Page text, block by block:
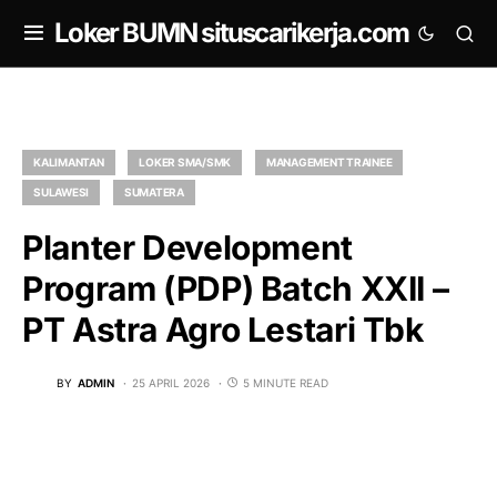
Loker BUMN situscarikerja.com
KALIMANTAN LOKER SMA/SMK MANAGEMENT TRAINEE
SULAWESI SUMATERA
Planter Development
Program (PDP) Batch XXII –
PT Astra Agro Lestari Tbk
BY ADMIN 25 APRIL 2026 5 MINUTE READ